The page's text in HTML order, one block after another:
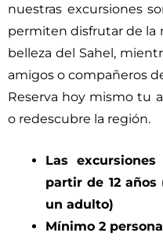
nuestras excursiones
permiten disfrutar de la
belleza del Sahel,
amigos o compañeros
Reserva hoy mismo tu
o redescubre la región.
Las
partir de 12 años
un adulto)
Mínimo 2